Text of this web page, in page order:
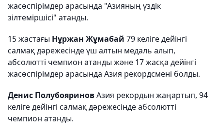
жасөспірімдер арасында "Азияның үздік
зілтеміршісі" атанды.
15 жастағы Нұржан Жұмабай 79 келіге дейінгі
салмақ дәрежесінде үш алтын медаль алып,
абсолютті чемпион атанды және 17 жасқа дейінгі
жасөспірімдер арасында Азия рекордсмені болды.
Денис ПолубояриновАзия рекордын жаңартып, 94
келіге дейінгі салмақ дәрежесінде абсолютті
чемпион атанды.